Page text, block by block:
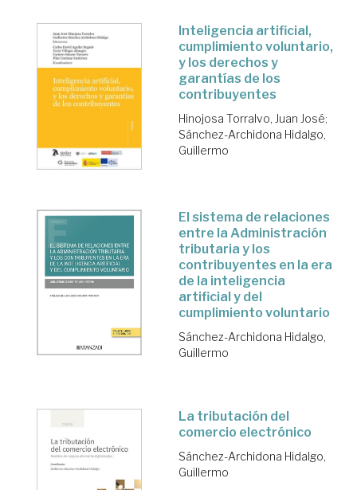
Inteligencia artificial,
cumplimiento voluntario,
y los derechos y
garantías de los
contribuyentes
Hinojosa Torralvo, Juan José;
Sánchez-Archidona Hidalgo,
Guillermo
El sistema de relaciones
entre la Administración
tributaria y los
contribuyentes en la era
de la inteligencia
artificial y del
cumplimiento voluntario
Sánchez-Archidona Hidalgo,
Guillermo
La tributación del
comercio electrónico
Sánchez-Archidona Hidalgo,
Guillermo